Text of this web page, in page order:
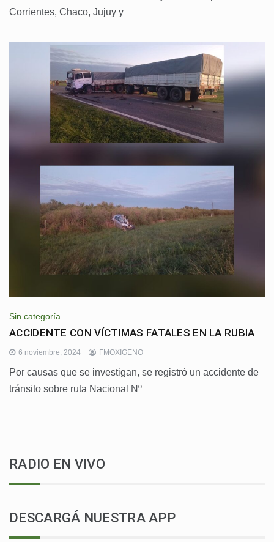
Corrientes, Chaco, Jujuy y
Sin categoría
ACCIDENTE CON VÍCTIMAS FATALES EN LA RUBIA
6 noviembre, 2024 FMOXIGENO
Por causas que se investigan, se registró un accidente de
tránsito sobre ruta Nacional Nº
RADIO EN VIVO
DESCARGÁ NUESTRA APP